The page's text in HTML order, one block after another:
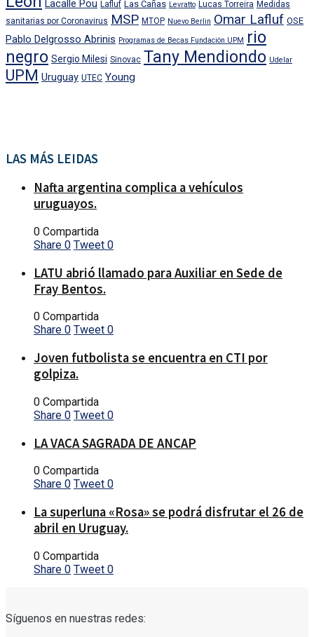
Lacalle Pou Lafluf Las Cañas Levratto Lucas Torreira Medidas
sanitarias por Coronavirus MSP MTOP Nuevo Berlin Omar Lafluf OSE
Pablo Delgrosso Abrinis Programas de Becas Fundación UPM rio
negro Sergio Milesi Sinovac Tany Mendiondo Udelar
UPM Uruguay UTEC Young
LAS MÁS LEIDAS
Nafta argentina complica a vehículos
uruguayos.
0 Compartida
Share 0 Tweet 0
LATU abrió llamado para Auxiliar en Sede de
Fray Bentos.
0 Compartida
Share 0 Tweet 0
Joven futbolista se encuentra en CTI por
golpiza.
0 Compartida
Share 0 Tweet 0
LA VACA SAGRADA DE ANCAP
0 Compartida
Share 0 Tweet 0
La superluna «Rosa» se podrá disfrutar el 26 de
abril en Uruguay.
0 Compartida
Share 0 Tweet 0
Síguenos en nuestras redes: